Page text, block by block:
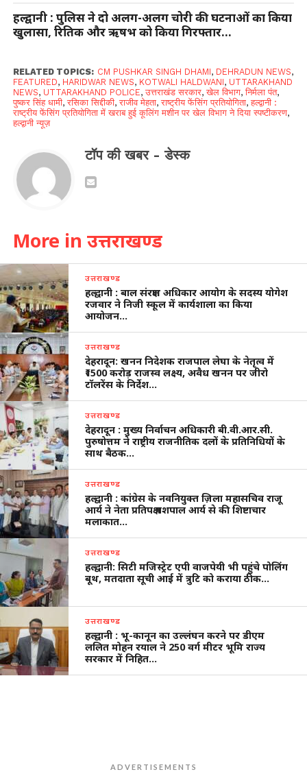
हल्द्वानी : पुलिस ने दो अलग-अलग चोरी की घटनाओं का किया
खुलासा, रितिक और ऋषभ को किया गिरफ्तार…
RELATED TOPICS: CM PUSHKAR SINGH DHAMI, DEHRADUN NEWS,
FEATURED, HARIDWAR NEWS, KOTWALI HALDWANI, UTTARAKHAND
NEWS, UTTARAKHAND POLICE,उत्तराखंड सरकार,खेल विभाग,निर्मला पंत,
पुष्कर सिंह धामी,रसिका सिद्दीकी,राजीव मेहता,राष्ट्रीय फेंसिंग प्रतियोगिता,हल्द्वानी :
राष्ट्रीय फेंसिंग प्रतियोगिता में खराब हुई कूलिंग मशीन पर खेल विभाग ने दिया स्पष्टीकरण,
हल्द्वानी न्यूज़
टॉप की खबर - डेस्क
More in उत्तराखण्ड
उत्तराखण्ड
हल्द्वानी : बाल संरक्षण अधिकार आयोग के सदस्य योगेश
रजवार ने निजी स्कूल में कार्यशाला का किया
आयोजन…
उत्तराखण्ड
देहरादून: खनन निदेशक राजपाल लेघा के नेतृत्व में
₹1500 करोड़ राजस्व लक्ष्य, अवैध खनन पर जीरो
टॉलरेंस के निर्देश…
उत्तराखण्ड
देहरादून : मुख्य निर्वाचन अधिकारी बी.वी.आर.सी.
पुरुषोत्तम ने राष्ट्रीय राजनीतिक दलों के प्रतिनिधियों के
साथ बैठक…
उत्तराखण्ड
हल्द्वानी : कांग्रेस के नवनियुक्त ज़िला महासचिव राजू
आर्य ने नेता प्रतिपक्ष यशपाल आर्य से की शिष्टाचार
मलाकात…
उत्तराखण्ड
हल्द्वानी: सिटी मजिस्ट्रेट एपी वाजपेयी भी पहुंचे पोलिंग
बूथ, मतदाता सूची आई में त्रुटि को कराया ठीक…
उत्तराखण्ड
हल्द्वानी : भू-कानून का उल्लंघन करने पर डीएम
ललित मोहन रयाल ने 250 वर्ग मीटर भूमि राज्य
सरकार में निहित…
ADVERTISEMENTS